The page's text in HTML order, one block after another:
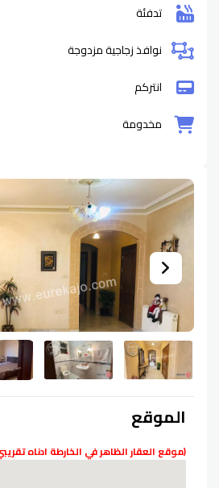
الموقع
(موقع العقار الظاهر في الخارطة ادناه
تدفئة
نوافذ زجاجية مزدوجة
انتركم
مخدومة